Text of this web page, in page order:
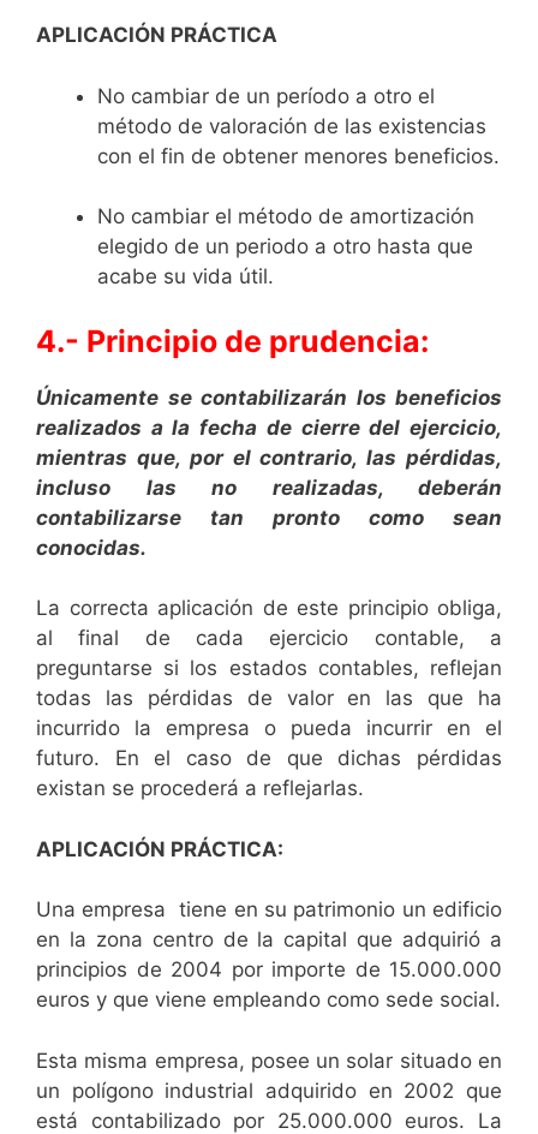
APLICACIÓN PRÁCTICA
No cambiar de un período a otro el
método de valoración de las existencias
con el fin de obtener menores beneficios.
No cambiar el método de amortización
elegido de un periodo a otro hasta que
acabe su vida útil.
4.- Principio de prudencia:
Únicamente se contabilizarán los beneficios
realizados a la fecha de cierre del ejercicio,
mientras que, por el contrario, las pérdidas,
incluso las no realizadas, deberán
contabilizarse tan pronto como sean
conocidas.
La correcta aplicación de este principio obliga,
al final de cada ejercicio contable, a
preguntarse si los estados contables, reflejan
todas las pérdidas de valor en las que ha
incurrido la empresa o pueda incurrir en el
futuro. En el caso de que dichas pérdidas
existan se procederá a reflejarlas.
APLICACIÓN PRÁCTICA:
Una empresa tiene en su patrimonio un edificio
en la zona centro de la capital que adquirió a
principios de 2004 por importe de 15.000.000
euros y que viene empleando como sede social.
Esta misma empresa, posee un solar situado en
un polígono industrial adquirido en 2002 que
está contabilizado por 25.000.000 euros. La